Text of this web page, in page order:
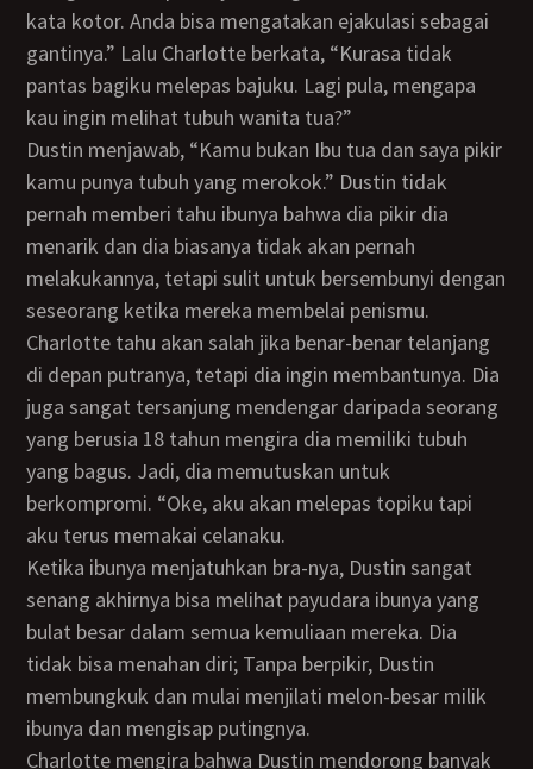
kata kotor. Anda bisa mengatakan ejakulasi sebagai
gantinya.” Lalu Charlotte berkata, “Kurasa tidak
pantas bagiku melepas bajuku. Lagi pula, mengapa
kau ingin melihat tubuh wanita tua?”
Dustin menjawab, “Kamu bukan Ibu tua dan saya pikir
kamu punya tubuh yang merokok.” Dustin tidak
pernah memberi tahu ibunya bahwa dia pikir dia
menarik dan dia biasanya tidak akan pernah
melakukannya, tetapi sulit untuk bersembunyi dengan
seseorang ketika mereka membelai penismu.
Charlotte tahu akan salah jika benar-benar telanjang
di depan putranya, tetapi dia ingin membantunya. Dia
juga sangat tersanjung mendengar daripada seorang
yang berusia 18 tahun mengira dia memiliki tubuh
yang bagus. Jadi, dia memutuskan untuk
berkompromi. “Oke, aku akan melepas topiku tapi
aku terus memakai celanaku.
Ketika ibunya menjatuhkan bra-nya, Dustin sangat
senang akhirnya bisa melihat payudara ibunya yang
bulat besar dalam semua kemuliaan mereka. Dia
tidak bisa menahan diri; Tanpa berpikir, Dustin
membungkuk dan mulai menjilati melon-besar milik
ibunya dan mengisap putingnya.
Charlotte mengira bahwa Dustin mendorong banyak